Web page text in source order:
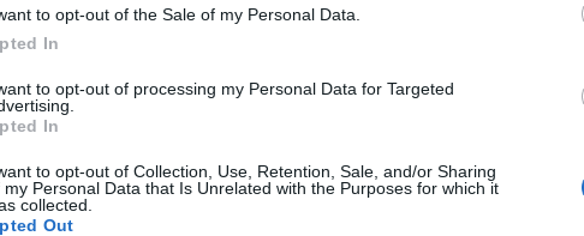
to opt-out of the Sale of my Personal Data.
In
to opt-out of processing my Personal Data for Targeted
In
to opt-out of Collection, Use, Retention, Sale, and/or Sharing
my Personal Data that Is Unrelated with the Purposes for which it
collected.
Out